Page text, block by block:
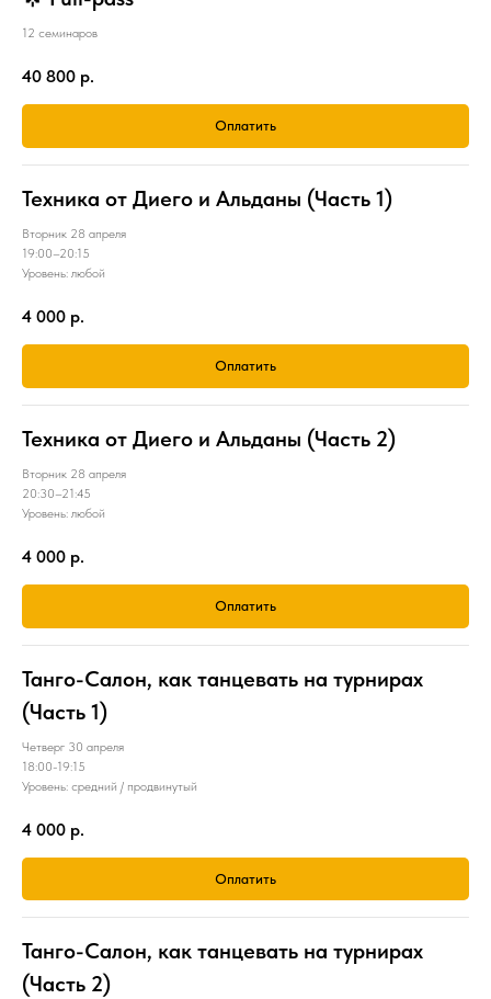
12 семинаров
40 800 р.
Оплатить
Техника от Диего и Альданы (Часть 1)
Вторник 28 апреля
19:00–20:15
Уровень: любой
4 000 р.
Оплатить
Техника от Диего и Альданы (Часть 2)
Вторник 28 апреля
20:30–21:45
Уровень: любой
4 000 р.
Оплатить
Танго-Салон, как танцевать на турнирах
(Часть 1)
Четверг 30 апреля
18:00-19:15
Уровень: средний / продвинутый
4 000 р.
Оплатить
Танго-Салон, как танцевать на турнирах
(Часть 2)